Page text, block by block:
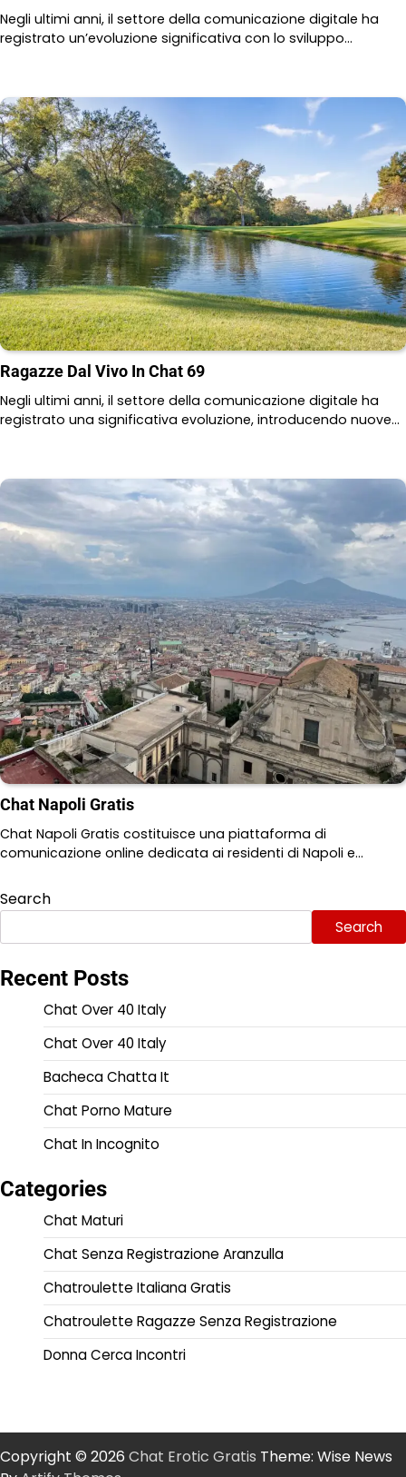
Negli ultimi anni, il settore della comunicazione digitale ha
registrato un’evoluzione significativa con lo sviluppo…
Ragazze Dal Vivo In Chat 69
Negli ultimi anni, il settore della comunicazione digitale ha
registrato una significativa evoluzione, introducendo nuove…
Chat Napoli Gratis
Chat Napoli Gratis costituisce una piattaforma di
comunicazione online dedicata ai residenti di Napoli e…
Search
Search
Recent Posts
Chat Over 40 Italy
Chat Over 40 Italy
Bacheca Chatta It
Chat Porno Mature
Chat In Incognito
Categories
Chat Maturi
Chat Senza Registrazione Aranzulla
Chatroulette Italiana Gratis
Chatroulette Ragazze Senza Registrazione
Donna Cerca Incontri
Copyright © 2026 Chat Erotic Gratis Theme: Wise News